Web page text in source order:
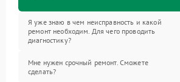
Я уже знаю в чем неисправность и какой
ремонт необходим. Для чего проводить
диагностику?
Мне нужен срочный ремонт. Сможете
сделать?